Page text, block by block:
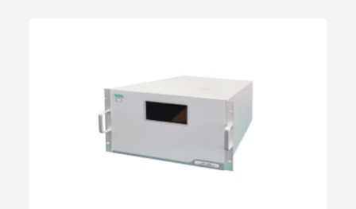
大气VOCs监测系统
AQMS-900VI/VII-环境空气非甲烷总烃在线监测系统
AQMS-900VC-环境空气挥发性有机物在线监测系统
AQMS-900VF-环境空气甲醛在线监测系统
AQMS-900TOFMS-多通道飞行时间质谱在线监测系统